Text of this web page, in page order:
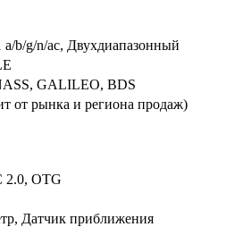
a/b/g/n/ac, Двухдиапазонный
GALILEO, BDS
от рынка и региона продаж)
2.0, OTG
Датчик приближения